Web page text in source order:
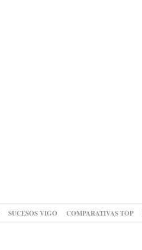
SUCESOS VIGO COMPARATIVAS TOP